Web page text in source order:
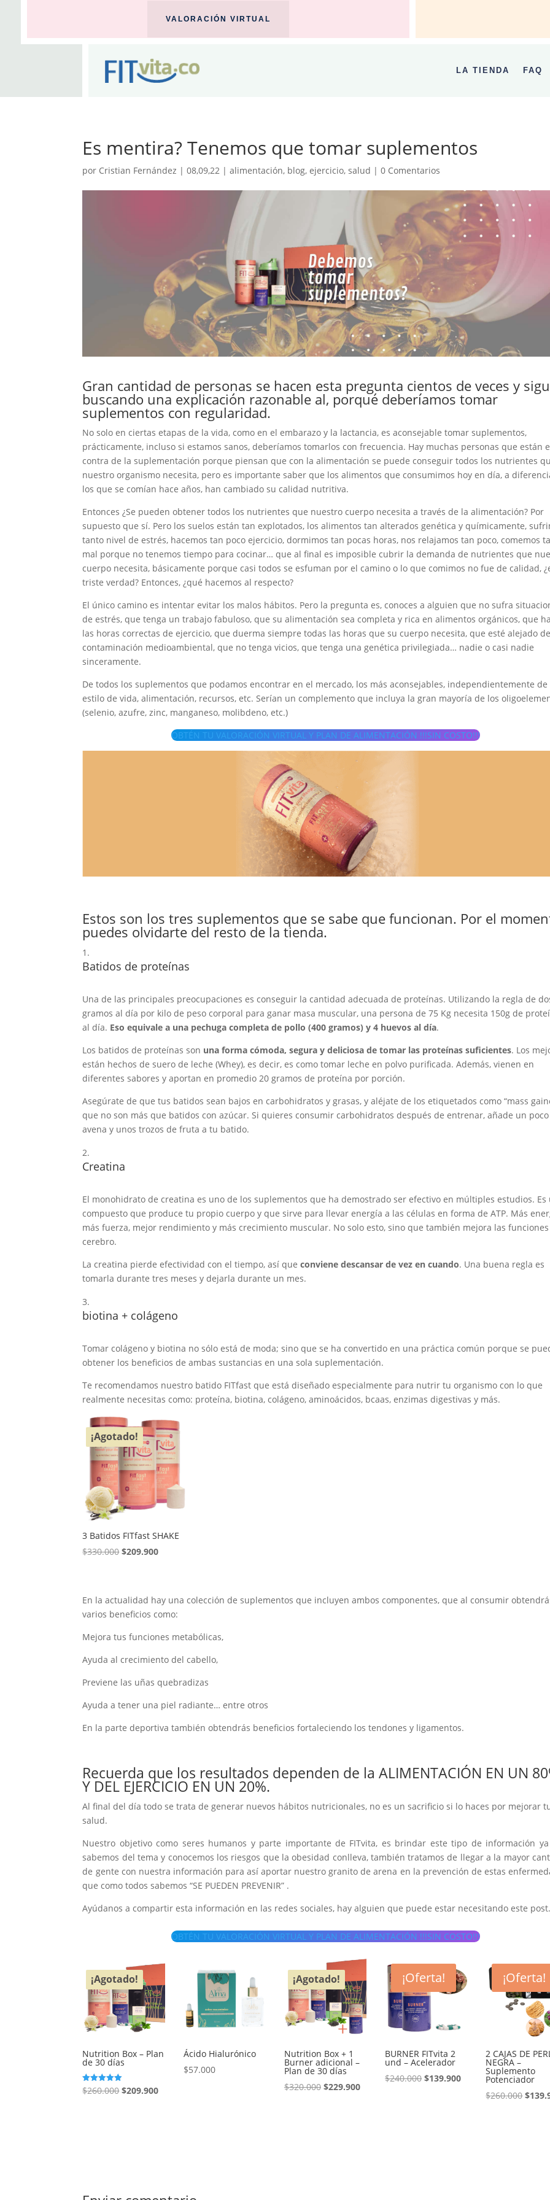
VALORACIÓN VIRTUAL
LA TIENDA FAQ
Es mentira? Tenemos que tomar suplementos
por Cristian Fernández |08,09,22 |alimentación, blog,ejercicio,salud |0 Comentarios
Gran cantidad de personas se hacen esta pregunta cientos de veces y
buscando una explicación razonable al, porqué deberíamos tomar
suplementos con regularidad.
No solo en ciertas etapas de la vida, como en el embarazo y la lactancia, es aconsejable tomar suplementos,
prácticamente, incluso si estamos sanos, deberíamos tomarlos con frecuencia. Hay muchas personas que están
contra de la suplementación porque piensan que con la alimentación se puede conseguir todos los nutrientes
nuestro organismo necesita, pero es importante saber que los alimentos que consumimos hoy en día, a
los que se comían hace años, han cambiado su calidad nutritiva.
Entonces ¿Se pueden obtener todos los nutrientes que nuestro cuerpo necesita a través de la alimentación? Por
supuesto que sí. Pero los suelos están tan explotados, los alimentos tan alterados genética y químicamente,
tanto nivel de estrés, hacemos tan poco ejercicio, dormimos tan pocas horas, nos relajamos tan poco, comemos
mal porque no tenemos tiempo para cocinar… que al final es imposible cubrir la demanda de nutrientes que
cuerpo necesita, básicamente porque casi todos se esfuman por el camino o lo que comimos no fue de calidad,
triste verdad? Entonces, ¿qué hacemos al respecto?
El único camino es intentar evitar los malos hábitos. Pero la pregunta es, conoces a alguien que no sufra
de estrés, que tenga un trabajo fabuloso, que su alimentación sea completa y rica en alimentos orgánicos, que
las horas correctas de ejercicio, que duerma siempre todas las horas que su cuerpo necesita, que esté alejado
contaminación medioambiental, que no tenga vicios, que tenga una genética privilegiada… nadie o casi nadie
sinceramente.
De todos los suplementos que podamos encontrar en el mercado, los más aconsejables, independientemente
estilo de vida, alimentación, recursos, etc. Serían un complemento que incluya la gran mayoría de los
(selenio, azufre, zinc, manganeso, molibdeno, etc.)
OBTÉN TU VALORACIÓN VIRTUAL Y PLAN DE ALIMENTACIÓN !!!SIN COSTO!!!
Estos son los tres suplementos que se sabe que funcionan. Por el
puedes olvidarte del resto de la tienda.
Batidos de proteínas
Una de las principales preocupaciones es conseguir la cantidad adecuada de proteínas. Utilizando la regla de
gramos al día por kilo de peso corporal para ganar masa muscular, una persona de 75 Kg necesita 150g de
al día. Eso equivale a una pechuga completa de pollo (400 gramos) y 4 huevos al día.
Los batidos de proteínas son una forma cómoda, segura y deliciosa de tomar las proteínas suficientes. Los
están hechos de suero de leche (Whey), es decir, es como tomar leche en polvo purificada. Además, vienen en
diferentes sabores y aportan en promedio 20 gramos de proteína por porción.
Asegúrate de que tus batidos sean bajos en carbohidratos y grasas, y aléjate de los etiquetados como “mass
que no son más que batidos con azúcar. Si quieres consumir carbohidratos después de entrenar, añade un
avena y unos trozos de fruta a tu batido.
Creatina
El monohidrato de creatina es uno de los suplementos que ha demostrado ser efectivo en múltiples estudios. Es
compuesto que produce tu propio cuerpo y que sirve para llevar energía a las células en forma de ATP. Más
más fuerza, mejor rendimiento y más crecimiento muscular. No solo esto, sino que también mejora las
cerebro.
La creatina pierde efectividad con el tiempo, así queconviene descansar de vez en cuando. Una buena regla es
tomarla durante tres meses y dejarla durante un mes.
biotina + colágeno
Tomar colágeno y biotina no sólo está de moda; sino que se ha convertido en una práctica común porque se
obtener los beneficios de ambas sustancias en una sola suplementación.
Te recomendamos nuestro batido FITfast que está diseñado especialmente para nutrir tu organismo con lo que
realmente necesitas como: proteína, biotina, colágeno, aminoácidos, bcaas, enzimas digestivas y más.
¡Agotado!
3 Batidos FITfast SHAKE
$330.000El
$330.000.
$209.900El
$209.900.
En la actualidad hay una colección de suplementos que incluyen ambos componentes, que al consumir
varios beneficios como:
Mejora tus funciones metabólicas,
Ayuda al crecimiento del cabello,
Previene las uñas quebradizas
Ayuda a tener una piel radiante… entre otros
En la parte deportiva también obtendrás beneficios fortaleciendo los tendones y ligamentos.
Recuerda que los resultados dependen de la ALIMENTACIÓN EN UN
Y DEL EJERCICIO EN UN 20%.
Al final del día todo se trata de generar nuevos hábitos nutricionales, no es un sacrificio si lo haces por mejorar
salud.
Nuestro objetivo como seres humanos y parte importante de FITvita, es brindar este tipo de información
sabemos del tema y conocemos los riesgos que la obesidad conlleva, también tratamos de llegar a la mayor
de gente con nuestra información para así aportar nuestro granito de arena en la prevención de estas
que como todos sabemos “SE PUEDEN PREVENIR” .
Ayúdanos a compartir esta información en las redes sociales, hay alguien que puede estar necesitando este
OBTÉN TU VALORACIÓN VIRTUAL Y PLAN DE ALIMENTACIÓN !!!SIN COSTO!!!
¡Agotado!
Nutrition Box – Plan
de 30 días
Valorado
con
$260.000El
$209.900El
Ácido Hialurónico
$57.000
¡Agotado!
Nutrition Box + 1
Burner adicional –
Plan de 30 días
$320.000 El
$229.900El
¡Oferta!
BURNER FITvita 2
und – Acelerador
$240.000 El
$139.900El
precio
¡Oferta!
2 CAJAS DE
NEGRA –
Suplemento
Potenciador
$260.000El
$